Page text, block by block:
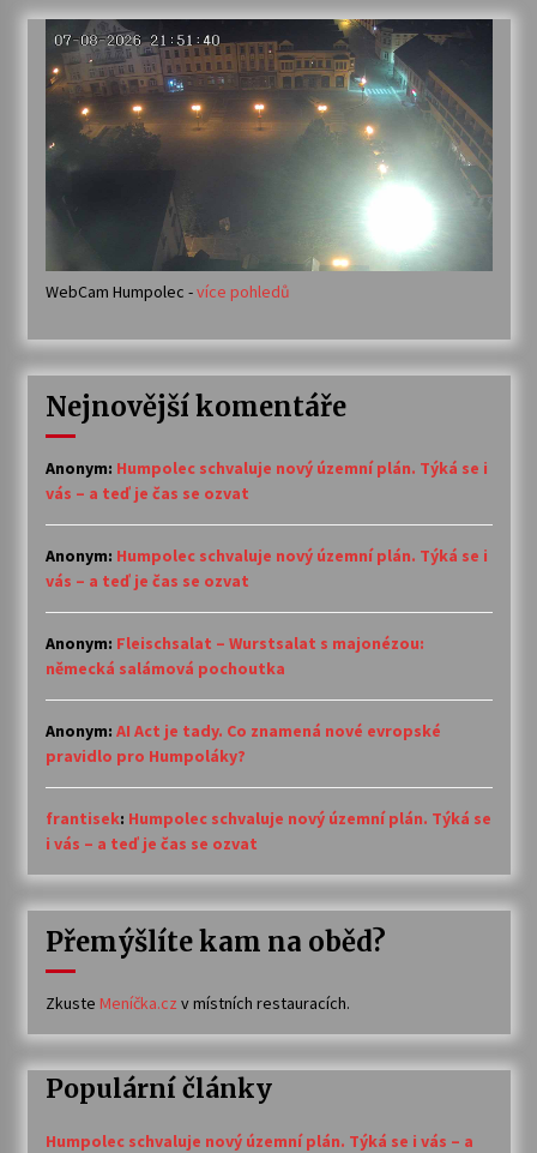
WebCam Humpolec -více pohledů
Nejnovější komentáře
Anonym: Humpolec schvaluje nový územní plán. Týká se i
vás – a teď je čas se ozvat
Anonym: Humpolec schvaluje nový územní plán. Týká se i
vás – a teď je čas se ozvat
Anonym: Fleischsalat – Wurstsalat s majonézou:
německá salámová pochoutka
Anonym: AI Act je tady. Co znamená nové evropské
pravidlo pro Humpoláky?
frantisek: Humpolec schvaluje nový územní plán. Týká se
i vás – a teď je čas se ozvat
Přemýšlíte kam na oběd?
Zkuste Meníčka.cz v místních restauracích.
Populární články
Humpolec schvaluje nový územní plán. Týká se i vás – a